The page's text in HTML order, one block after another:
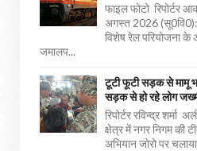
फाइल फोटो रिपोर्टर
अगस्त 2026 (सू0वि0):
विशेष रेल परियोजना के
जमालप...
टूटी फूटी सड़क से मामू
सड़क से हो रहे लोग
रिपोर्टर रविन्द्र शर्मा
क्षेत्र में नगर निगम की
अभियान जोरो पर